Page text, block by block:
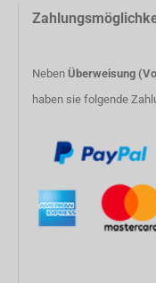
NebenÜberweisung
haben sie folgende